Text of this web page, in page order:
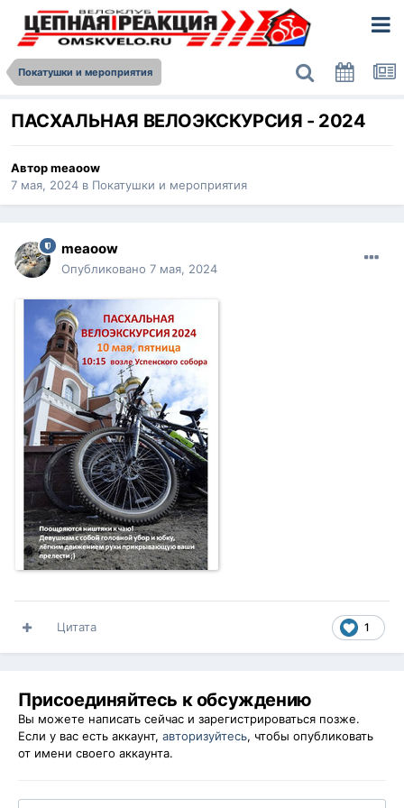
Покатушки и мероприятия
ПАСХАЛЬНАЯ ВЕЛОЭКСКУРСИЯ - 2024
Авторmeaoow
7 мая, 2024 в Покатушки и мероприятия
meaoow
Опубликовано 7 мая, 2024
1
Цитата
Присоединяйтесь к обсуждению
Вы можете написать сейчас и зарегистрироваться позже.
Если у вас есть аккаунт, авторизуйтесь, чтобы опубликовать
от имени своего аккаунта.